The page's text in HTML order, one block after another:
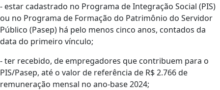
- estar cadastrado no Programa de Integração Social (PIS)
ou no Programa de Formação do Patrimônio do Servidor
Público (Pasep) há pelo menos cinco anos, contados da
data do primeiro vínculo;
- ter recebido, de empregadores que contribuem para o
PIS/Pasep, até o valor de referência de R$ 2.766 de
remuneração mensal no ano-base 2024;